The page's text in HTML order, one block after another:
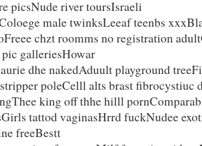
picsNude river toursIsraeli
male twinksLeeaf teenbs
chzt roomms no registration
galleriesHowar
dhe nakedAduult playground
poleCelll alts brast fibrocystiuc
king off thhe hilll
tattod vaginasHrrd fuckNudee
freeBestt